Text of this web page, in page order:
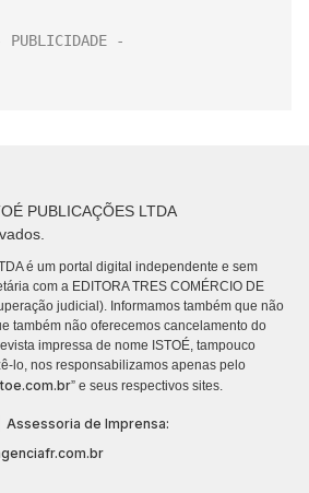
PUBLICAÇÕES LTDA
é um portal digital independente e sem
com a EDITORA TRES COMÉRCIO DE
judicial). Informamos também que não
também não oferecemos cancelamento do
impressa de nome ISTOÉ, tampouco
lo, nos responsabilizamos apenas pelo
” e seus respectivos sites.
Assessoria de Imprensa: